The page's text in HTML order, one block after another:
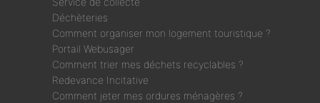
Déchèteries
Comment organiser mon logement touristique ?
Portail Webusager
Comment trier mes déchets recyclables ?
Redevance Incitative
Comment jeter mes ordures ménagères ?